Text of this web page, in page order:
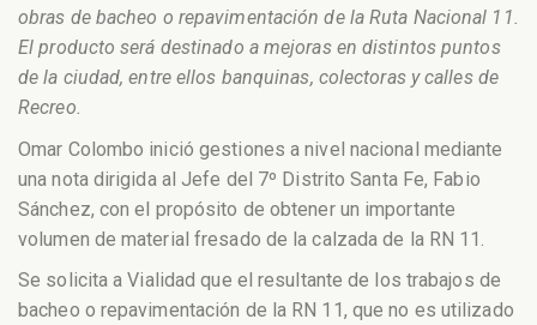
obras de bacheo o repavimentación de la Ruta Nacional 11.
El producto será destinado a mejoras en distintos puntos
de la ciudad, entre ellos banquinas, colectoras y calles de
Recreo.
Omar Colombo inició gestiones a nivel nacional mediante
una nota dirigida al Jefe del 7º Distrito Santa Fe, Fabio
Sánchez, con el propósito de obtener un importante
volumen de material fresado de la calzada de la RN 11.
Se solicita a Vialidad que el resultante de los trabajos de
bacheo o repavimentación de la RN 11, que no es utilizado